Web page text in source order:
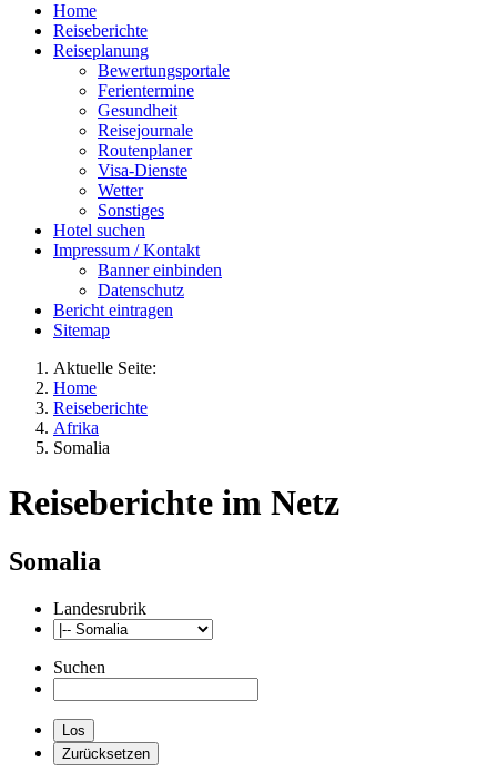
Home
Reiseberichte
Reiseplanung
Bewertungsportale
Ferientermine
Gesundheit
Reisejournale
Routenplaner
Visa-Dienste
Wetter
Sonstiges
Hotel suchen
Impressum / Kontakt
Banner einbinden
Datenschutz
Bericht eintragen
Sitemap
Aktuelle Seite:
Home
Reiseberichte
Afrika
Somalia
Reiseberichte im Netz
Somalia
Landesrubrik
Suchen